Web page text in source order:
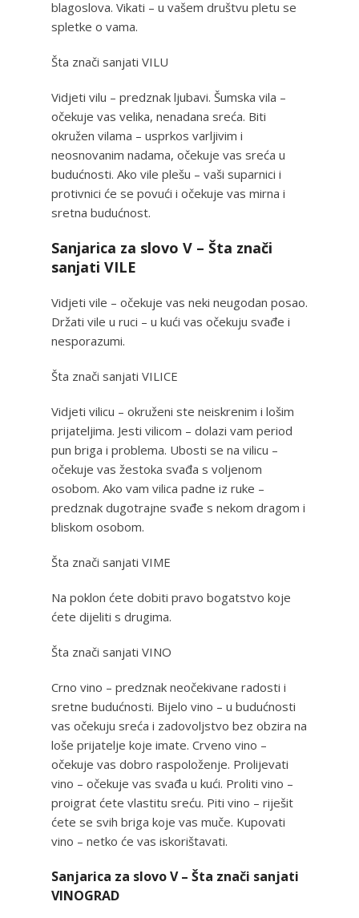
blagoslova. Vikati – u vašem društvu pletu se
spletke o vama.
Šta znači sanjati VILU
Vidjeti vilu – predznak ljubavi. Šumska vila –
očekuje vas velika, nenadana sreća. Biti
okružen vilama – usprkos varljivim i
neosnovanim nadama, očekuje vas sreća u
budućnosti. Ako vile plešu – vaši suparnici i
protivnici će se povući i očekuje vas mirna i
sretna budućnost.
Sanjarica za slovo V – Šta znači
sanjati VILE
Vidjeti vile – očekuje vas neki neugodan posao.
Držati vile u ruci – u kući vas očekuju svađe i
nesporazumi.
Šta znači sanjati VILICE
Vidjeti vilicu – okruženi ste neiskrenim i lošim
prijateljima. Jesti vilicom – dolazi vam period
pun briga i problema. Ubosti se na vilicu –
očekuje vas žestoka svađa s voljenom
osobom. Ako vam vilica padne iz ruke –
predznak dugotrajne svađe s nekom dragom i
bliskom osobom.
Šta znači sanjati VIME
Na poklon ćete dobiti pravo bogatstvo koje
ćete dijeliti s drugima.
Šta znači sanjati VINO
Crno vino – predznak neočekivane radosti i
sretne budućnosti. Bijelo vino – u budućnosti
vas očekuju sreća i zadovoljstvo bez obzira na
loše prijatelje koje imate. Crveno vino –
očekuje vas dobro raspoloženje. Prolijevati
vino – očekuje vas svađa u kući. Proliti vino –
proigrat ćete vlastitu sreću. Piti vino – riješit
ćete se svih briga koje vas muče. Kupovati
vino – netko će vas iskorištavati.
Sanjarica za slovo V – Šta znači sanjati
VINOGRAD